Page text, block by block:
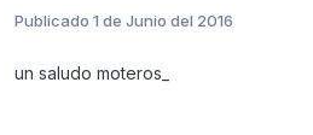
Publicado 1 de Junio del 2016
un saludo moteros_